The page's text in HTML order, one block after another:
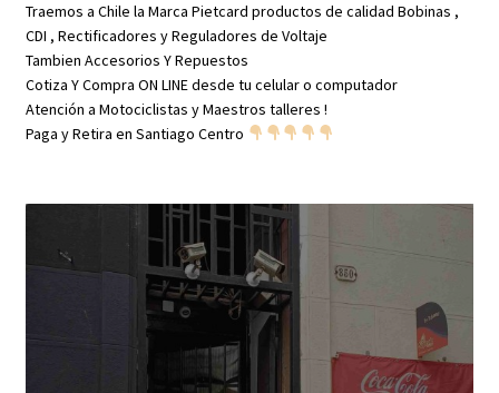
Traemos a Chile la Marca Pietcard productos de calidad Bobinas ,
CDI , Rectificadores y Reguladores de Voltaje
Tambien Accesorios Y Repuestos
Cotiza Y Compra ON LINE desde tu celular o computador
Atención a Motociclistas y Maestros talleres !
Paga y Retira en Santiago Centro